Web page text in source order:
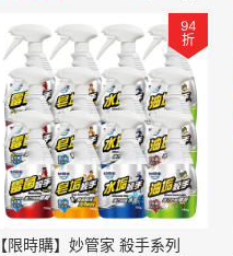
94
折
【限時購】妙管家 殺手系列